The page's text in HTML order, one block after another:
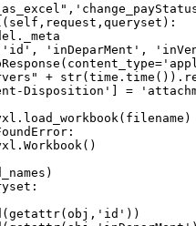
,
( self,request,queryset ):
'id' , 'inDeparMent' ,
+ str
Disposition' ] =
getattr(obj, 'id' ))